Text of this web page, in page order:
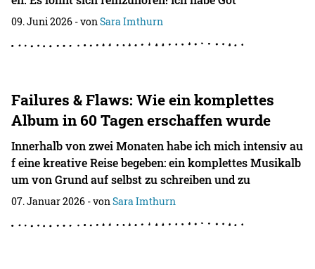
09. Juni 2026 - vonSara Imthurn
Failures & Flaws: Wie ein komplettes
Album in 60 Tagen erschaffen wurde
Innerhalb von zwei Monaten habe ich mich intensiv au
f eine kreative Reise begeben: ein komplettes Musikalb
um von Grund auf selbst zu schreiben und zu
07. Januar 2026 - vonSara Imthurn